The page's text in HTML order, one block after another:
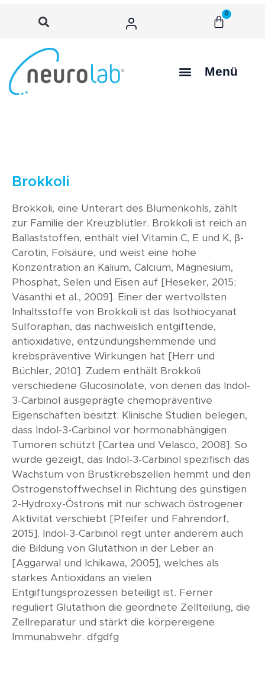
0
Menü
Brokkoli
Brokkoli, eine Unterart des Blumenkohls, zählt
zur Familie der Kreuzblütler. Brokkoli ist reich an
Ballaststoffen, enthält viel Vitamin C, E und K, β-
Carotin, Folsäure, und weist eine hohe
Konzentration an Kalium, Calcium, Magnesium,
Phosphat, Selen und Eisen auf [Heseker, 2015;
Vasanthi et al., 2009]. Einer der wertvollsten
Inhaltsstoffe von Brokkoli ist das Isothiocyanat
Sulforaphan, das nachweislich entgiftende,
antioxidative, entzündungshemmende und
krebspräventive Wirkungen hat [Herr und
Büchler, 2010]. Zudem enthält Brokkoli
verschiedene Glucosinolate, von denen das Indol-
3-Carbinol ausgeprägte chemopräventive
Eigenschaften besitzt. Klinische Studien belegen,
dass Indol-3-Carbinol vor hormonabhängigen
Tumoren schützt [Cartea und Velasco, 2008]. So
wurde gezeigt, das Indol-3-Carbinol spezifisch das
Wachstum von Brustkrebszellen hemmt und den
Östrogenstoffwechsel in Richtung des günstigen
2-Hydroxy-Östrons mit nur schwach östrogener
Aktivität verschiebt [Pfeifer und Fahrendorf,
2015]. Indol-3-Carbinol regt unter anderem auch
die Bildung von Glutathion in der Leber an
[Aggarwal und Ichikawa, 2005], welches als
starkes Antioxidans an vielen
Entgiftungsprozessen beteiligt ist. Ferner
reguliert Glutathion die geordnete Zellteilung, die
Zellreparatur und stärkt die körpereigene
Immunabwehr. dfgdfg